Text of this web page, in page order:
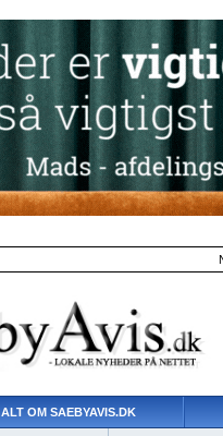
ALT OM SAEBYAVIS.DK